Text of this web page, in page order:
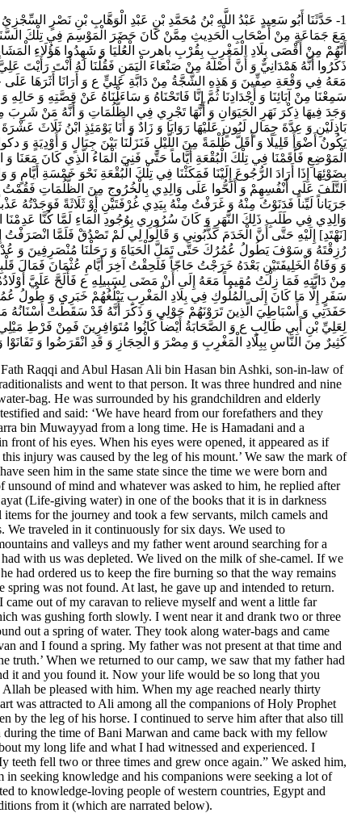
1- حَدَّثَنَا أَبُو سَعِيدٍ عَبْدُ اللَّهِ بْنُ مُحَمَّدِ بْنِ عَبْدِ الْوَهَّابِ بْنِ نَصْرٍ
مَعَ جَمَاعَةٍ مِنْ أَصْحَابِ الْحَدِيثِ مِمَّنْ كَانَ حَضَرَ الْمَوْسِمَ فِي تِلْكَ السَّنَةِ وَ
أَنَّهُمْ مِنْ أَقْصَى بِلَادِ الْمَغْرِبِ بِقُرْبِ باهرت الْعُلْيَا وَ شَهِدُوا هَؤُلَاءِ
ذَكَرُوا أَنَّهُ هَمْدَانِيٌّ وَ أَنَّ أَصْلَهُ مِنْ صَنْعَاءَ الْيَمَنِ‌ فَقُلْنَا لَهُ أَنْتَ رَأَيْتَ
مَعَهُ فِي وَقْعَةِ صِفِّينَ وَ هَذِهِ الشَّجَّةُ مِنْ دَابَّةِ عَلِيٍّ ع وَ أَرَانَا أَثَرَهَا عَلَى
سَمِعْنَا مِنْ آبَائِنَا وَ أَجْدَادِنَا ثُمَّ إِنَّا فَاتَحْنَاهُ وَ سَاءَلْنَاهُ عَنْ قِصَّتِهِ وَ
وَجَدَ فِيهَا ذِكْرَ نَهَرِ الْحَيَوَانِ وَ أَنَّهَا تَجْرِي فِي الظُّلُمَاتِ وَ أَنَّهُ مَنْ
بَاذِلَيْنِ وَ عِدَّةَ جِمَالٍ لَبُونٍ عَلَيْهَا رَوَايَا وَ زَادٌ وَ أَنَا يَوْمَئِذٍ ابْنُ ثَلَاثَ
يَكُونُ أَضْوَأَ قَلِيلًا وَ أَقَلَّ ظُلْمَةً مِنَ اللَّيْلِ فَنَزَلْنَا بَيْنَ جِبَالٍ وَ أَوْدِيَةٍ
الْمَوْضِعِ فَأَقَمْنَا فِي تِلْكَ الْبُقْعَةِ أَيَّاماً حَتَّى فَنِيَ الْمَاءُ الَّذِي كَانَ مَعَنَا
بِضَوْئِهَا إِذَا أَرَادَ الرُّجُوعَ إِلَيْنَا فَمَكَثْنَا فِي تِلْكَ الْبُقْعَةِ نَحْوَ خَمْسَةِ
التَّلَفَ عَلَى أَنْفُسِهِمْ‌ وَ أَلَحُّوا عَلَى وَالِدِي بِالْخُرُوجِ مِنَ الظُّلُمَاتِ فَقُمْتُ
جَرَيَاناً لَيِّناً فَدَنَوْتُ مِنْهُ وَ غَرَفْتُ مِنْهُ بِيَدِي غُرْفَتَيْنِ أَوْ ثَلَاثَةً فَوَجَدْتُهُ
وَالِدِي فِي طَلَبِ ذَلِكَ النَّهَرِ وَ كَانَ سُرُورِي بِوُجُودِ الْمَاءِ لَمَّا كُنَّا
[نَهْتَدِ] إِلَيْهِ حَتَّى أَنَّ الْخَدَمَ كَذَّبُونِي وَ قَالُوا لِي لَمْ تَصْدُقْ فَلَمَّا
رُزِقْتَهُ وَ سَوْفَ يَطُولُ عُمُرُكَ حَتَّى تَمَلَّ الْحَيَاةَ وَ رَحَلْنَا مُنْصَرِفِينَ وَ عُدْنَا
وَ وَفَاةُ الْخَلِيفَتَيْنِ بَعْدَهُ خَرَجْتُ حَاجّاً فَلَحِقْتُ آخِرَ أَيَّامِ عُثْمَانَ
مِنْ دَابَّتِهِ فَمَا زِلْتُ مُقِيماً مَعَهُ إِلَى أَنْ مَضَى لِسَبِيلِهِ ع فَأَلَحَّ عَلَيَّ
سَفَرٍ إِلَّا مَا كَانَ إِلَى الْمُلُوكِ فِي بِلَادِ الْمَغْرِبِ يَبْلُغُهُمْ خَبَرِي وَ
حَفَدَتِي وَ أَسْبَاطِيَ الَّذِينَ تَرَوْنَهُمْ حَوْلِي وَ ذَكَرَ أَنَّهُ قَدْ سَقَطَتْ أَسْنَانُهُ
لِعَلِيِّ بْنِ أَبِي طَالِبٍ ع وَ الصَّحَابَةُ أَيْضاً كَانُوا مُتَوَافِرِينَ فَمِنْ فَرْطِ
كَثِيرٌ مِنَ النَّاسِ بِبِلَادِ الْمَغْرِبِ وَ مِصْرَ وَ الْحِجَازِ وَ قَدِ انْقَرَضُوا وَ
Raqqi and Abul Hasan Ali bin Hasan bin Ashki, son-in-law of
and went to that person. It was three hundred and nine
bag. He was surrounded by his grandchildren and elderly
and said: ‘We have heard from our forefathers and they
bin Muwayyad from a long time. He is Hamadani and a
front of his eyes. When his eyes were opened, it appeared as if
injury was caused by the leg of his mount.’ We saw the mark of
seen him in the same state since the time we were born and
of mind and whatever was asked to him, he replied after
(Life-giving water) in one of the books that it is in darkness
for the journey and took a few servants, milch camels and
We traveled in it continuously for six days. We used to
and valleys and my father went around searching for a
with us was depleted. We lived on the milk of she-camel. If we
had ordered us to keep the fire burning so that the way remains
was not found. At last, he gave up and intended to return.
out of my caravan to relieve myself and went a little far
was gushing forth slowly. I went near it and drank two or three
out a spring of water. They took along water-bags and came
and I found a spring. My father was not present at that time and
truth.’ When we returned to our camp, we saw that my father had
it and you found it. Now your life would be so long that you
be pleased with him. When my age reached nearly thirty
was attracted to Ali among all the companions of Holy Prophet
by the leg of his horse. I continued to serve him after that also till
during the time of Bani Marwan and came back with my fellow
my long life and what I had witnessed and experienced. I
fell two or three times and grew once again.” We asked him,
seeking knowledge and his companions were seeking a lot of
to knowledge-loving people of western countries, Egypt and
from it (which are narrated below).